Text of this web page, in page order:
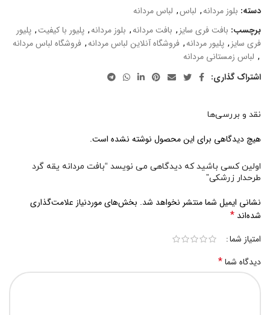
دسته: بلوز مردانه, لباس, لباس مردانه
برچسب: بافت فری سایز , بافت مردانه, بلوز مردانه, پلیور با کیفیت, پلیور
فری سایز , پلیور مردانه, فروشگاه آنلاین لباس مردانه, فروشگاه لباس مردانه
, لباس زمستانی مردانه
اشتراک گذاری:
نقد و بررسی‌ها
هیچ دیدگاهی برای این محصول نوشته نشده است.
اولین کسی باشید که دیدگاهی می نویسد “بافت مردانه یقه گرد
طرحدار زرشکی”
نشانی ایمیل شما منتشر نخواهد شد. بخش‌های موردنیاز علامت‌گذاری
شده‌اند *
امتیاز شما
دیدگاه شما*